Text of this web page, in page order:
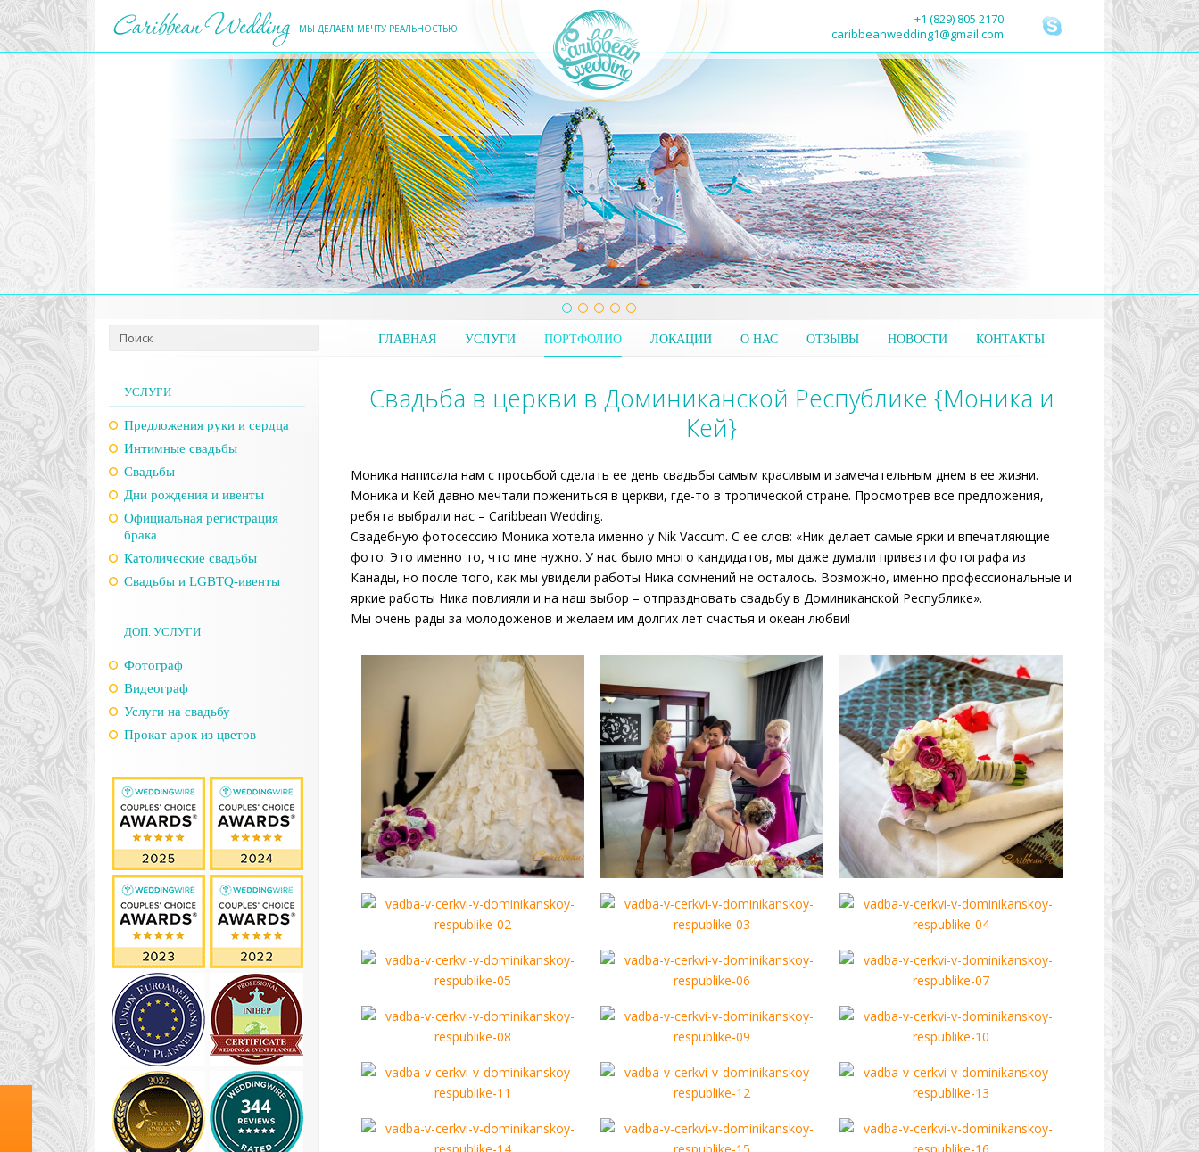
МЫ ДЕЛАЕМ МЕЧТУ РЕАЛЬНОСТЬЮ
+1 (829) 805 2170
caribbeanwedding1@gmail.com
ГЛАВНАЯ УСЛУГИ ПОРТФОЛИО ЛОКАЦИИ О НАС ОТЗЫВЫ НОВОСТИ КОНТАКТЫ
Свадьба в церкви в Доминиканской Республике {Моника и
Кей}
Моника написала нам с просьбой сделать ее день свадьбы самым красивым и замечательным днем в ее жизни.
Моника и Кей давно мечтали пожениться в церкви, где-то в тропической стране. Просмотрев все предложения,
ребята выбрали нас – Caribbean Wedding.
Свадебную фотосессию Моника хотела именно у Nik Vaccum. С ее слов: «Ник делает самые ярки и впечатляющие
фото. Это именно то, что мне нужно. У нас было много кандидатов, мы даже думали привезти фотографа из
Канады, но после того, как мы увидели работы Ника сомнений не осталось. Возможно, именно профессиональные и
яркие работы Ника повлияли и на наш выбор – отпраздновать свадьбу в Доминиканской Республике».
Мы очень рады за молодоженов и желаем им долгих лет счастья и океан любви!
УСЛУГИ
Предложения руки и сердца
Интимные свадьбы
Свадьбы
Дни рождения и ивенты
Официальная регистрация
брака
Католические свадьбы
Свадьбы и LGBTQ-ивенты
ДОП. УСЛУГИ
Фотограф
Видеограф
Услуги на свадьбу
Прокат арок из цветов